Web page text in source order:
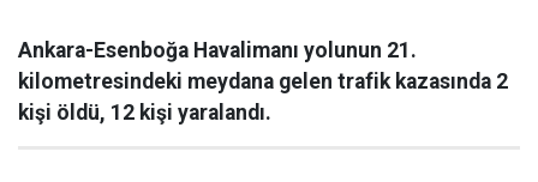
Ankara-Esenboğa Havalimanı yolunun 21.
kilometresindeki meydana gelen trafik kazasında 2
kişi öldü, 12 kişi yaralandı.